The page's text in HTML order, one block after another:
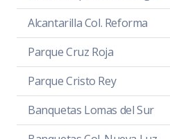
Alcantarilla Col. Reforma
Parque Cruz Roja
Parque Cristo Rey
Banquetas Lomas del Sur